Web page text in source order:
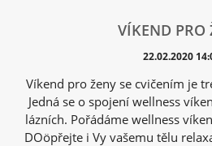
VÍKEND PRO
22.02.2020
Víkend pro ženy se cvičením je
Jedná se o spojení wellness
lázních. Pořádáme wellness
DOöpřejte i Vy vašemu tělu